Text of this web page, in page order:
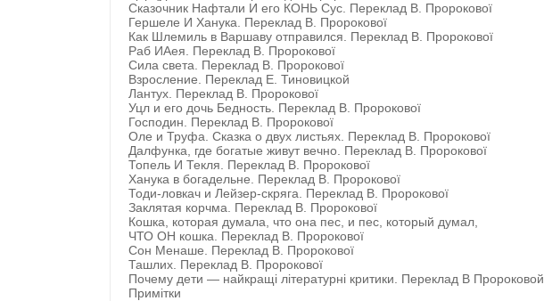
Сказочник Нафтали И его КОНЬ Сус. Переклад В. Пророкової
Гершеле И Ханука. Переклад В. Пророкової
Как Шлемиль в Варшаву отправился. Переклад В. Пророкової
Раб ИАея. Переклад В. Пророкової
Сила света. Переклад В. Пророкової
Взросление. Переклад Е. Тиновицкой
Лантух. Переклад В. Пророкової
Уцл и его дочь Бедность. Переклад В. Пророкової
Господин. Переклад В. Пророкової
Оле и Труфа. Сказка о двух листьях. Переклад В. Пророкової
Далфунка, где богатые живут вечно. Переклад В. Пророкової
Топель И Текля. Переклад В. Пророкової
Ханука в богадельне. Переклад В. Пророкової
Тоди-ловкач и Лейзер-скряга. Переклад В. Пророкової
Заклятая корчма. Переклад В. Пророкової
Кошка, которая думала, что она пес, и пес, который думал,
ЧТО ОН кошка. Переклад В. Пророкової
Сон Менаше. Переклад В. Пророкової
Ташлих. Переклад В. Пророкової
Почему дети — найкращі літературні критики. Переклад В Пророковой
Примітки